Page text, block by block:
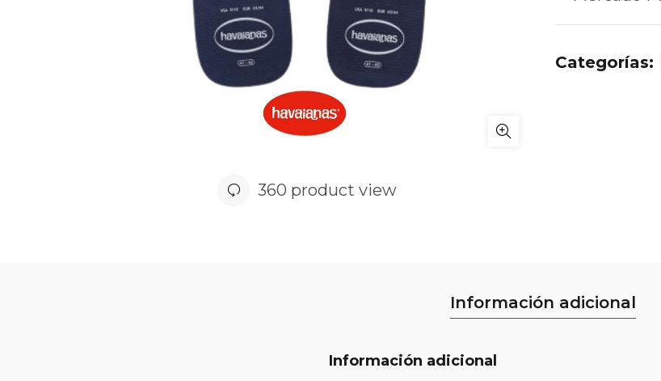
360 product view
Categorías:
Información adicional
Información adicional